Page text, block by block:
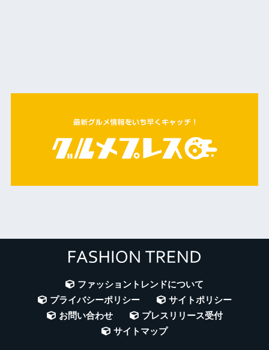
ファッショントレンドについて
プライバシーポリシー
サイトポリシー
お問い合わせ
プレスリリース受付
サイトマップ